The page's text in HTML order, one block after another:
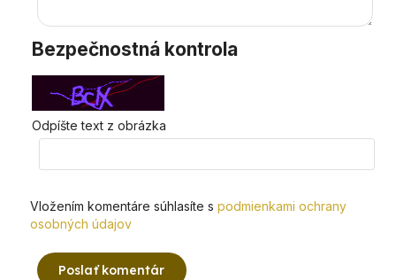
Bezpečnostná kontrola
Odpíšte text z obrázka
Vložením komentáre súhlasíte s podmienkami ochrany
osobných údajov
Poslať komentár